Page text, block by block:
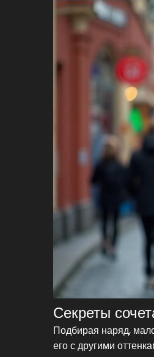
Секреты
Подбирая наряд,
его с другими